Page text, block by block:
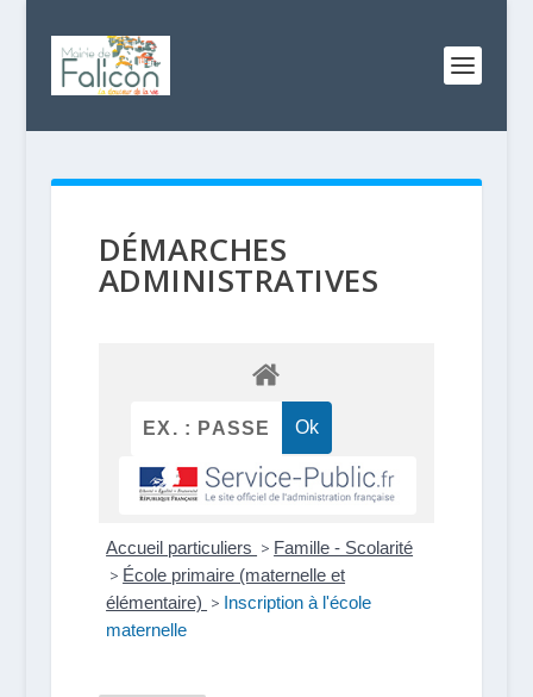
DÉMARCHES
ADMINISTRATIVES
Accueil particuliers > Famille - Scolarité
> École primaire (maternelle et
élémentaire) > Inscription à l'école
maternelle